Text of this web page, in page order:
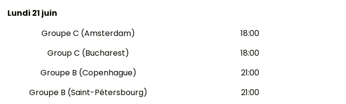
Lundi 21 juin
Groupe C (Amsterdam)
18:00
Group C (Bucharest)
18:00
Groupe B (Copenhague)
21:00
Groupe B (Saint-Pétersbourg)
21:00